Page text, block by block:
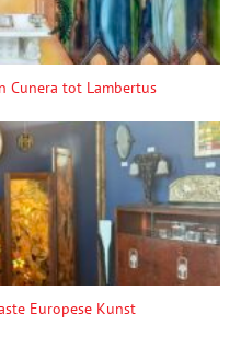
Cunera tot Lambertus
Europese Kunst